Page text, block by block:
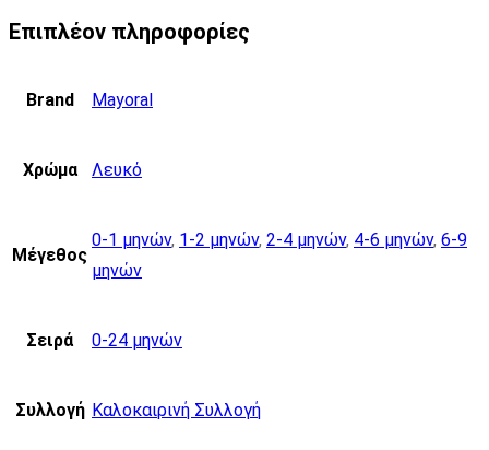
Επιπλέον πληροφορίες
Brand Mayoral
Χρώμα Λευκό
Μέγεθος
0-1 μηνών, 1-2 μηνών, 2-4 μηνών, 4-6 μηνών, 6-9
μηνών
Σειρά 0-24 μηνών
Συλλογή Καλοκαιρινή Συλλογή